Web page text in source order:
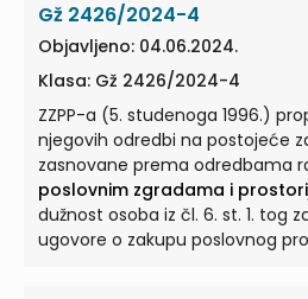
poslovnom prostorijom, bez
poslovnoj ili stambenoj zgradi,
Gž 2426/2024-4
Objavljeno: 04.06.2024.
Klasa: Gž 2426/2024-4
ZZPP-a (5. studenoga 1996.)
njegovih odredbi na postojeće
zasnovane prema odredbama
poslovnim zgradama i
dužnost osoba iz čl. 6. st. 1. tog
ugovore o zakupu poslovnog